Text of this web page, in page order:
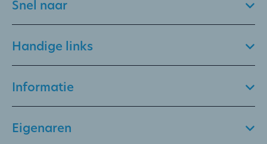
Snel naar
Handige links
Informatie
Eigenaren